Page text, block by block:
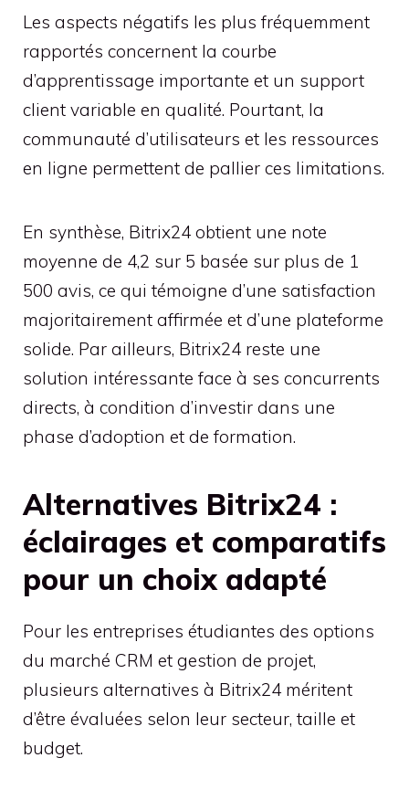
Les aspects négatifs les plus fréquemment
rapportés concernent la courbe
d’apprentissage importante et un support
client variable en qualité. Pourtant, la
communauté d’utilisateurs et les ressources
en ligne permettent de pallier ces limitations.
En synthèse, Bitrix24 obtient une note
moyenne de 4,2 sur 5 basée sur plus de 1
500 avis, ce qui témoigne d’une satisfaction
majoritairement affirmée et d’une plateforme
solide. Par ailleurs, Bitrix24 reste une
solution intéressante face à ses concurrents
directs, à condition d’investir dans une
phase d’adoption et de formation.
Alternatives Bitrix24 :
éclairages et comparatifs
pour un choix adapté
Pour les entreprises étudiantes des options
du marché CRM et gestion de projet,
plusieurs alternatives à Bitrix24 méritent
d’être évaluées selon leur secteur, taille et
budget.